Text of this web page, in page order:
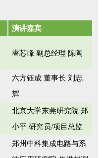
演讲嘉宾
睿芯峰 副总经理 陈陶
六方钰成 董事长 刘志
辉
北京大学东莞研究院 郑
小平 研究员/项目总监
郑州中科集成电路与系